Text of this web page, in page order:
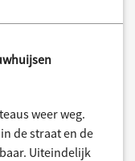
weer weg.
de straat en de
Uiteindelijk